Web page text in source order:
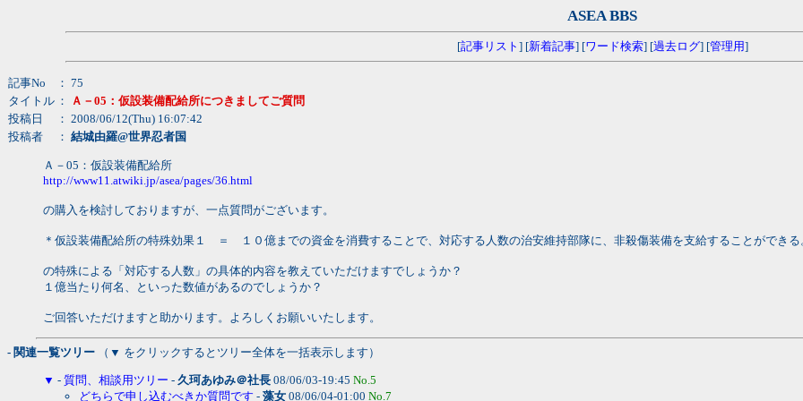
ASEA BBS
[記事リスト ] [新着記事] [ワード検索] [過去ログ] [管理用]
記事No
： 75
タイトル ：
Ａ－05：仮設装備配給所につきましてご質問
投稿日
： 2008/06/12(Thu) 16:07:42
投稿者
： 結城由羅@世界忍者国
Ａ－05：仮設装備配給所
http://www11.atwiki.jp/asea/pages/36.html
の購入を検討しておりますが、一点質問がございます。
＊仮設装備配給所の特殊効果１ ＝ １０億までの資金を消費することで、対応する人数の治安維持部隊に、非殺傷装備を支給することができる
の特殊による「対応する人数」の具体的内容を教えていただけますでしょうか？
１億当たり何名、といった数値があるのでしょうか？
ご回答いただけますと助かります。よろしくお願いいたします。
- 関連一覧ツリー （▼ をクリックするとツリー全体を一括表示します）
▼ - 質問、相談用ツリー - 久珂あゆみ＠社長 08/06/03-19:45 No.5
どちらで申し込むべきか質問です - 藻女 08/06/04-01:00 No.7